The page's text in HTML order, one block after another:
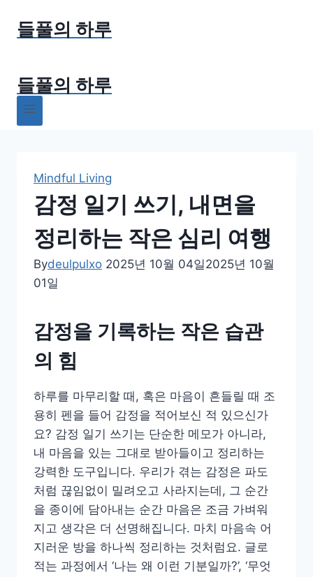
들풀의 하루
들풀의 하루
Mindful Living
감정 일기 쓰기, 내면을
정리하는 작은 심리 여행
Bydeulpulxo 2025년 10월 04일2025년 10월
01일
감정을 기록하는 작은 습관
의 힘
하루를 마무리할 때, 혹은 마음이 흔들릴 때 조
용히 펜을 들어 감정을 적어보신 적 있으신가
요? 감정 일기 쓰기는 단순한 메모가 아니라,
내 마음을 있는 그대로 받아들이고 정리하는
강력한 도구입니다. 우리가 겪는 감정은 파도
처럼 끊임없이 밀려오고 사라지는데, 그 순간
을 종이에 담아내는 순간 마음은 조금 가벼워
지고 생각은 더 선명해집니다. 마치 마음속 어
지러운 방을 하나씩 정리하는 것처럼요. 글로
적는 과정에서 ‘나는 왜 이런 기분일까?’, ‘무엇